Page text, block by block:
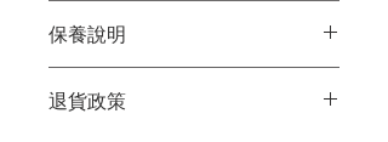
定日期取貨請提早10 - 14天前落單🤗
2/ 下單後24小時內會有專人電郵確認訂
單
3/ 取貨時需要出示確認訊息 或 訂單編
保養說明
2/ 運送時避免大力搖晃
退貨政策